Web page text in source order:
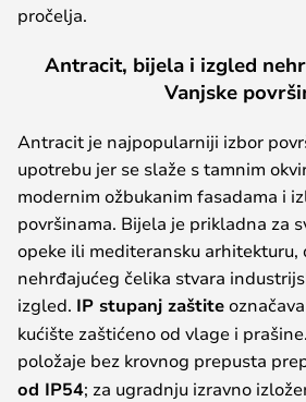
pročelja.
Antracit, bijela i izgled
Vanjske
Antracit je najpopularniji izbor
upotrebu jer se slaže s tamnim
modernim ožbukanim fasadama i
površinama. Bijela je prikladna za
opeke ili mediteransku arhitekturu,
nehrđajućeg čelika stvara
izgled. IP stupanj zaštite
kućište zaštićeno od vlage i
položaje bez krovnog prepusta
od IP54; za ugradnju izravno